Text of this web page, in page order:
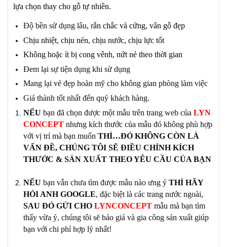
lựa chọn thay cho gỗ tự nhiên.
Độ bền sử dụng lâu, rắn chắc và cứng, vân gỗ đẹp
Chịu nhiệt, chịu nén, chịu nước, chịu lực tốt
Không hoặc ít bị cong vênh, nứt nẻ theo thời gian
Đem lại sự tiện dụng khi sử dụng
Mang lại vẻ đẹp hoàn mỹ cho không gian phòng làm việc
Giá thành tốt nhất đến quý khách hàng.
NẾU bạn đã chọn được một mẫu trên trang web của LYN
CONCEPT nhưng kích thước của mẫu đó không phù hợp
với vị trí mà bạn muốn THÌ…ĐÓ KHÔNG CÒN LÀ
VẤN ĐỀ, CHÚNG TÔI SẼ ĐIỀU CHỈNH KÍCH
THƯỚC & SẢN XUẤT THEO YÊU CẦU CỦA BẠN
NẾU bạn vẫn chưa tìm được mẫu nào ưng ý THÌ HÃY
HỎI ANH GOOGLE, đặc biệt là các trang nước ngoài,
SAU ĐÓ GỬI CHO LYNCONCEPT mẫu mà bạn tìm
thấy vừa ý, chúng tôi sẽ báo giá và gia công sản xuất giúp
bạn với chi phí hợp lý nhất!